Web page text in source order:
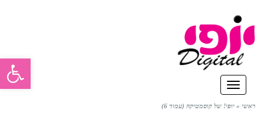
תפריט
ראשי » יופי! של קוסמטיקה (עמוד 6)
פתח